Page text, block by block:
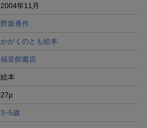
2004年11月
野坂勇作
かがくのとも絵本
福音館書店
絵本
27p
3~5歳